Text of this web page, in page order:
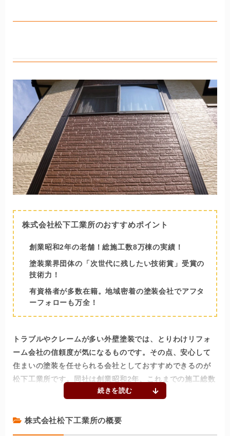
株式会社松下工業所のおすすめポイント
創業昭和2年の老舗！総施工数8万棟の実績！
塗装業界団体の「次世代に残したい技術賞」受賞の
技術力！
有資格者が多数在籍。地域密着の塗装会社でアフタ
ーフォローも万全！
トラブルやクレームが多い外壁塗装では、とりわけリフォ
ーム会社の信頼度が気になるものです。その点、安心して
住まいの塗装を任せられる会社としておすすめできるのが
松下工業所です。同社は創業昭和2年、これまでの施工総数
が8万棟以上という老舗塗装会社です。
フォームの有資格者と腕のよい職人が揃い、高品質のリフ
株式会社松下工業所の概要